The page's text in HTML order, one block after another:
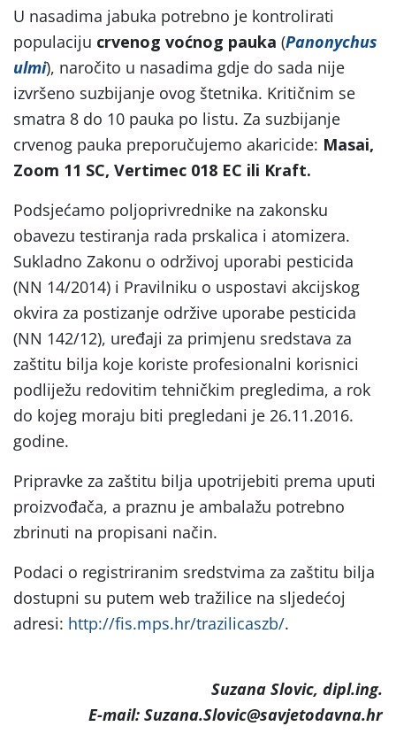
U nasadima jabuka potrebno je kontrolirati
populaciju crvenog voćnog pauka (Panonychus
ulmi), naročito u nasadima gdje do sada nije
izvršeno suzbijanje ovog štetnika. Kritičnim se
smatra 8 do 10 pauka po listu. Za suzbijanje
crvenog pauka preporučujemo akaricide: Masai,
Zoom 11 SC, Vertimec 018 EC ili Kraft.
Podsjećamo poljoprivrednike na zakonsku
obavezu testiranja rada prskalica i atomizera.
Sukladno Zakonu o održivoj uporabi pesticida
(NN 14/2014) i Pravilniku o uspostavi akcijskog
okvira za postizanje održive uporabe pesticida
(NN 142/12), uređaji za primjenu sredstava za
zaštitu bilja koje koriste profesionalni korisnici
podliježu redovitim tehničkim pregledima, a rok
do kojeg moraju biti pregledani je 26.11.2016.
godine.
Pripravke za zaštitu bilja upotrijebiti prema uputi
proizvođača, a praznu je ambalažu potrebno
zbrinuti na propisani način.
Podaci o registriranim sredstvima za zaštitu bilja
dostupni su putem web tražilice na sljedećoj
adresi: http://fis.mps.hr/trazilicaszb/.
Suzana Slovic, dipl.ing.
E-mail: Suzana.Slovic@savjetodavna.hr